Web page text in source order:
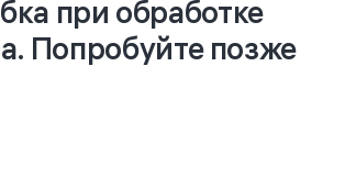
при обработке
Попробуйте позже